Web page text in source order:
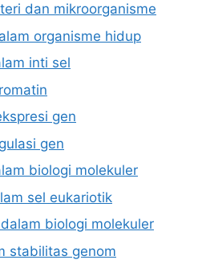
dan mikroorganisme
organisme hidup
inti sel
gen
gen
biologi molekuler
sel eukariotik
biologi molekuler
stabilitas genom